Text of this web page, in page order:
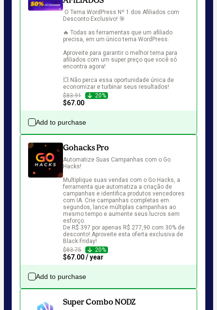
Desconto Exclusivo! 🎯
🔥 Todas as ferramentas que um afiliado
precisa, em um único tema WordPress.
Aproveite para garantir o melhor tema para
afiliados com um super preço que você só
encontra agora!
💥 Não perca essa oportunidade única de
economizar e turbinar seus resultados!
$83.91
20%
$67.00
Add to purchase
Gohacks Pro
Automatize Suas Campanhas com o Go
Hacks!
Multiplique suas vendas com o Go Hacks, a
ferramenta que automatiza a criação de
campanhas e identifica produtos vencedores
com IA. Crie campanhas completas em
segundos, lance múltiplas campanhas ao
mesmo tempo e aumente seus lucros sem
esforço.
De R$ 397 por apenas R$ 277,90 com 30% de
desconto! Aproveite esta oferta exclusiva de
Black Friday!
$83.75
20%
$67.00 / year
Add to purchase
Super Combo NODZ